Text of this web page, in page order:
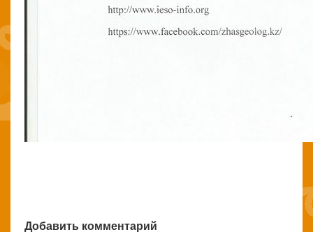
Добавить комментарий